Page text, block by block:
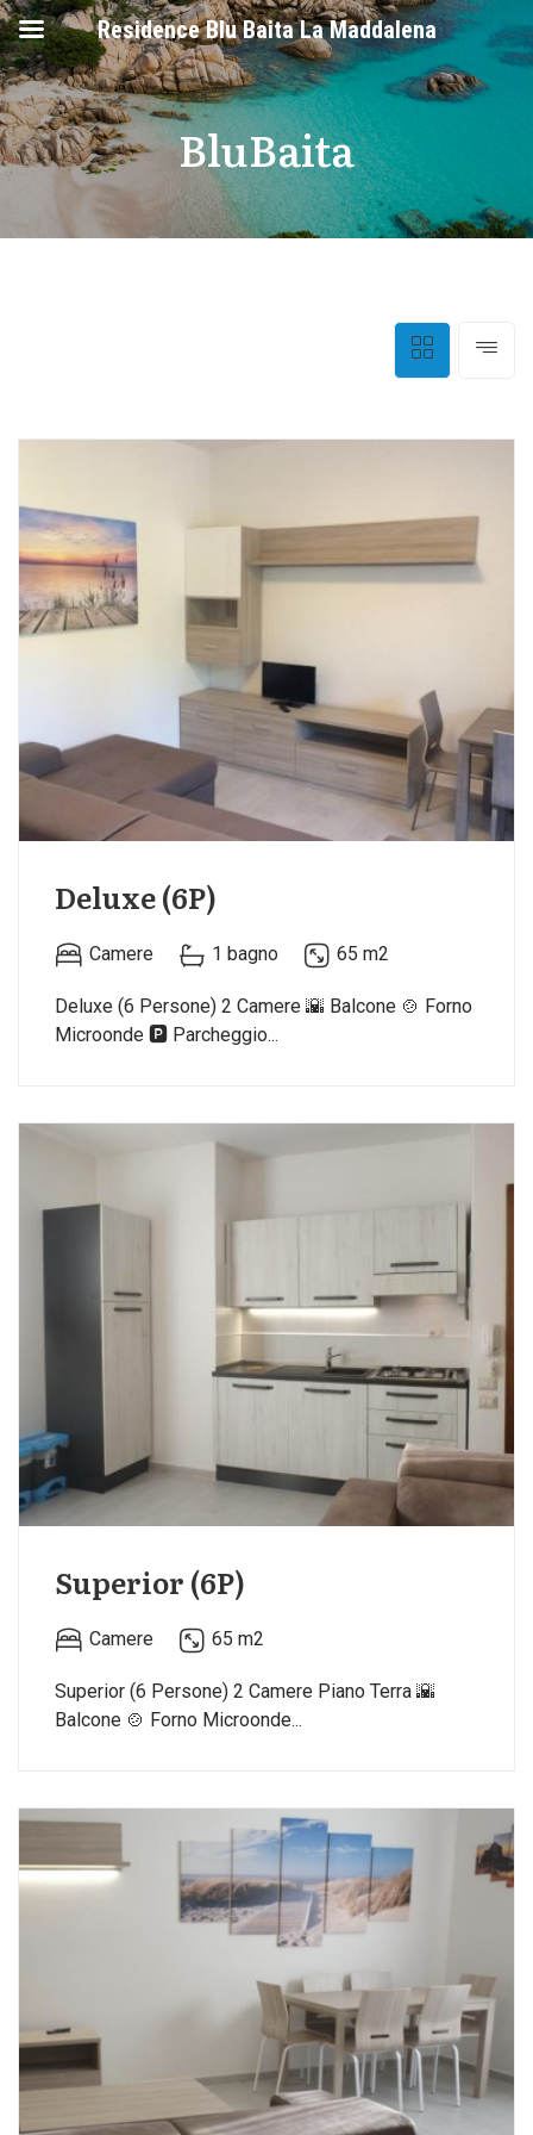
BluBaita
Deluxe (6P)
Camere 1 bagno 65 m2
Deluxe (6 Persone) 2 Camere 🌇 Balcone 🍲 Forno
Microonde 🅿️ Parcheggio...
Superior (6P)
Camere 65 m2
Superior (6 Persone) 2 Camere Piano Terra 🌇
Balcone 🍲 Forno Microonde...
Residence Blu Baita La Maddalena